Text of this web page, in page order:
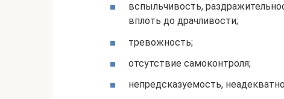
вспыльчивость,
вплоть до драчливости;
тревожность;
отсутствие самоконтроля;
непредсказуемость,